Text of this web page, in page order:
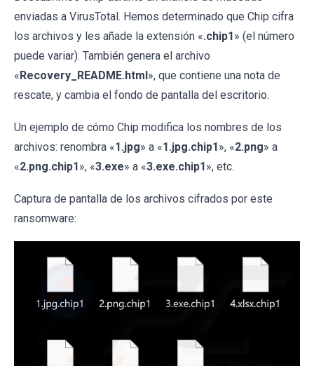
enviadas a VirusTotal. Hemos determinado que Chip cifra
los archivos y les añade la extensión «.chip1» (el número
puede variar). También genera el archivo
«Recovery_README.html», que contiene una nota de
rescate, y cambia el fondo de pantalla del escritorio.
Un ejemplo de cómo Chip modifica los nombres de los
archivos: renombra «1.jpg» a «1.jpg.chip1», «2.png» a
«2.png.chip1», «3.exe» a «3.exe.chip1», etc.
Captura de pantalla de los archivos cifrados por este
ransomware: